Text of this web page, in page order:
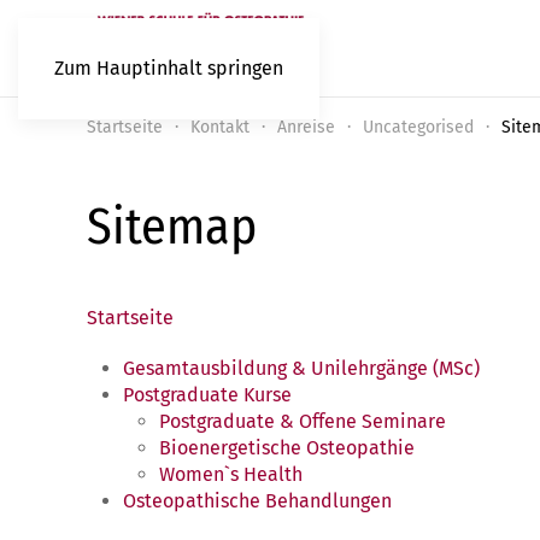
Zum Hauptinhalt springen
Startseite Kontakt Anreise Uncategorised
Sitemap
Startseite
Gesamtausbildung & Unilehrgänge (MSc)
Postgraduate Kurse
Postgraduate & Offene Seminare
Bioenergetische Osteopathie
Women`s Health
Osteopathische Behandlungen